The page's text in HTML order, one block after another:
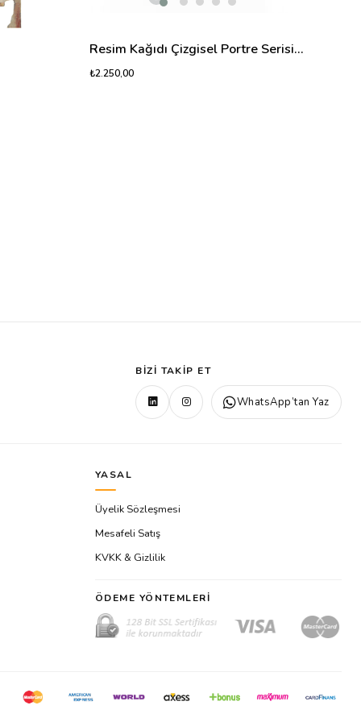
Resim Kağıdı Çizgisel Portre Serisi | Orijinal İmzalı – 07
₺2.250,00
BIZI TAKIP ET
WhatsApp’tan Yaz
YASAL
Üyelik Sözleşmesi
Mesafeli Satış
KVKK & Gizlilik
ÖDEME YÖNTEMLERI